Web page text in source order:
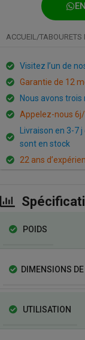
ACCUEIL/TABOURETS
Visitez l’un de
Garantie de 12
Nous avons
Appelez-nous
Livraison en 3-7 j
sont en stock
22 ans
POIDS
DIMENSIONS
UTILISATION